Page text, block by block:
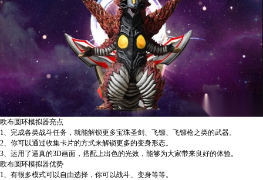
欧布圆环模拟器亮点
1、完成各类战斗任务，就能解锁更多宝珠圣剑、飞镖、飞镖枪之类的武器。
2、你可以通过收集卡片的方式来解锁更多的变身形态。
3、运用了逼真的3D画面，搭配上出色的光效，能够为大家带来良好的体验。
欧布圆环模拟器优势
1、有很多模式可以自由选择，你可以战斗、变身等等。